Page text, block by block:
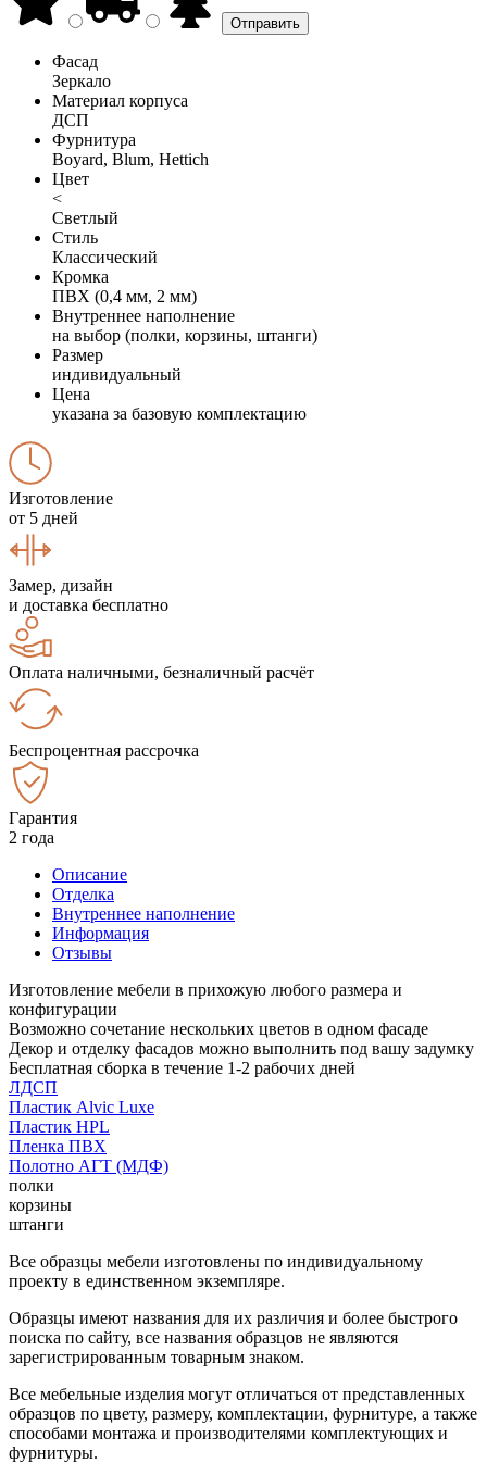
Фасад
Зеркало
Материал корпуса
ДСП
Фурнитура
Boyard, Blum, Hettich
Цвет
<
Светлый
Стиль
Классический
Кромка
ПВХ (0,4 мм, 2 мм)
Внутреннее наполнение
на выбор (полки, корзины, штанги)
Размер
индивидуальный
Цена
указана за базовую комплектацию
Изготовление
от 5 дней
Замер, дизайн
и доставка бесплатно
Оплата наличными, безналичный расчёт
Беспроцентная рассрочка
Гарантия
2 года
Описание
Отделка
Внутреннее наполнение
Информация
Отзывы
Изготовление мебели в прихожую любого размера и
конфигурации
Возможно сочетание нескольких цветов в одном фасаде
Декор и отделку фасадов можно выполнить под вашу задумку
Бесплатная сборка в течение 1-2 рабочих дней
ЛДСП
Пластик Alvic Luxe
Пластик HPL
Пленка ПВХ
Полотно АГТ (МДФ)
полки
корзины
штанги
Все образцы мебели изготовлены по индивидуальному
проекту в единственном экземпляре.
Образцы имеют названия для их различия и более быстрого
поиска по сайту, все названия образцов не являются
зарегистрированным товарным знаком.
Все мебельные изделия могут отличаться от представленных
образцов по цвету, размеру, комплектации, фурнитуре, а также
способами монтажа и производителями комплектующих и
фурнитуры.